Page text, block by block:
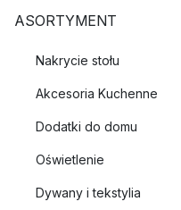
ASORTYMENT
Nakrycie stołu
Akcesoria Kuchenne
Dodatki do domu
Oświetlenie
Dywany i tekstylia